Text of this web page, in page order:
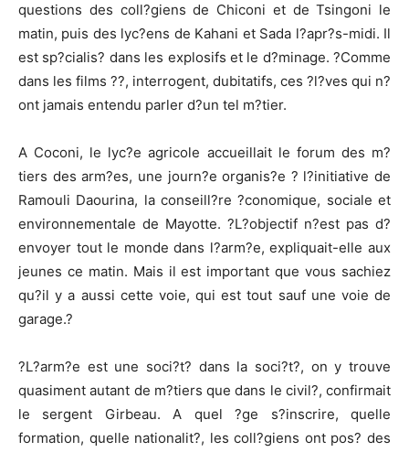
questions des coll?giens de Chiconi et de Tsingoni le
matin, puis des lyc?ens de Kahani et Sada l?apr?s-midi. Il
est sp?cialis? dans les explosifs et le d?minage. ?Comme
dans les films ??, interrogent, dubitatifs, ces ?l?ves qui n?
ont jamais entendu parler d?un tel m?tier.
A Coconi, le lyc?e agricole accueillait le forum des m?
tiers des arm?es, une journ?e organis?e ? l?initiative de
Ramouli Daourina, la conseill?re ?conomique, sociale et
environnementale de Mayotte. ?L?objectif n?est pas d?
envoyer tout le monde dans l?arm?e, expliquait-elle aux
jeunes ce matin. Mais il est important que vous sachiez
qu?il y a aussi cette voie, qui est tout sauf une voie de
garage.?
?L?arm?e est une soci?t? dans la soci?t?, on y trouve
quasiment autant de m?tiers que dans le civil?, confirmait
le sergent Girbeau. A quel ?ge s?inscrire, quelle
formation, quelle nationalit?, les coll?giens ont pos? des